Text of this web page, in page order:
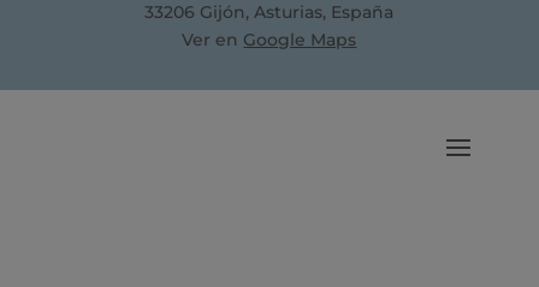
33206 Gijón, Asturias, España
Ver en Google Maps